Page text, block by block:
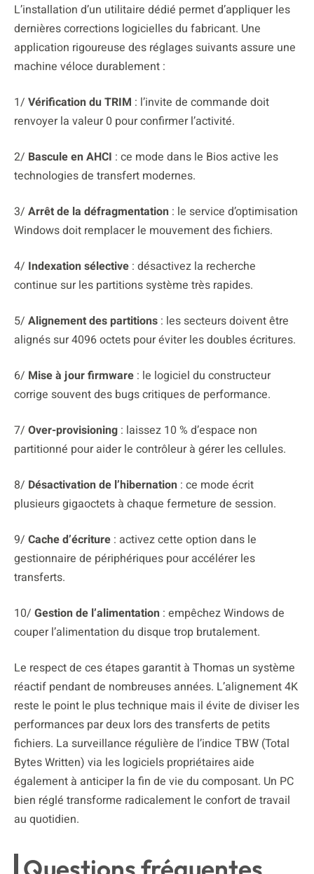
L’installation d’un utilitaire dédié permet d’appliquer les
dernières corrections logicielles du fabricant. Une
application rigoureuse des réglages suivants assure une
machine véloce durablement :
1/ Vérification du TRIM : l’invite de commande doit
renvoyer la valeur 0 pour confirmer l’activité.
2/ Bascule en AHCI : ce mode dans le Bios active les
technologies de transfert modernes.
3/ Arrêt de la défragmentation : le service d’optimisation
Windows doit remplacer le mouvement des fichiers.
4/ Indexation sélective : désactivez la recherche
continue sur les partitions système très rapides.
5/ Alignement des partitions : les secteurs doivent être
alignés sur 4096 octets pour éviter les doubles écritures.
6/ Mise à jour firmware : le logiciel du constructeur
corrige souvent des bugs critiques de performance.
7/ Over-provisioning : laissez 10 % d’espace non
partitionné pour aider le contrôleur à gérer les cellules.
8/ Désactivation de l’hibernation : ce mode écrit
plusieurs gigaoctets à chaque fermeture de session.
9/ Cache d’écriture : activez cette option dans le
gestionnaire de périphériques pour accélérer les
transferts.
10/ Gestion de l’alimentation : empêchez Windows de
couper l’alimentation du disque trop brutalement.
Le respect de ces étapes garantit à Thomas un système
réactif pendant de nombreuses années. L’alignement 4K
reste le point le plus technique mais il évite de diviser les
performances par deux lors des transferts de petits
fichiers. La surveillance régulière de l’indice TBW (Total
Bytes Written) via les logiciels propriétaires aide
également à anticiper la fin de vie du composant. Un PC
bien réglé transforme radicalement le confort de travail
au quotidien.